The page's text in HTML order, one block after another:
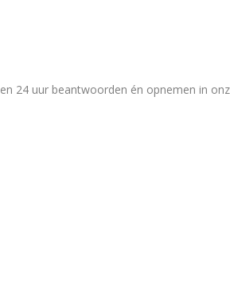
24 uur beantwoorden én opnemen in